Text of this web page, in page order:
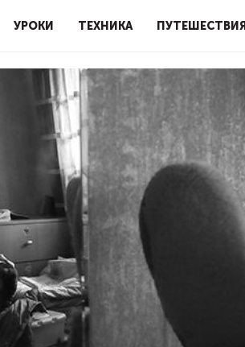
УРОКИ ТЕХНИКА ПУТЕШЕСТВИЯ